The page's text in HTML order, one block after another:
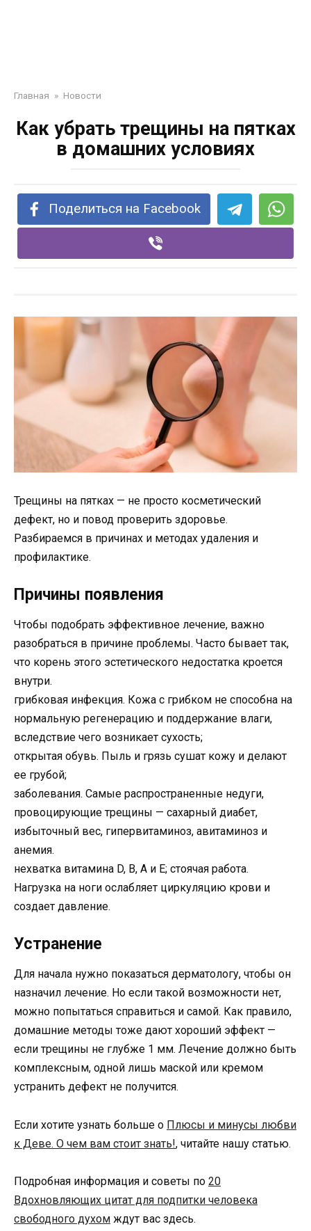
Главная » Новости
Как убрать трещины на пятках
в домашних условиях
Поделиться на Facebook
Трещины на пятках — не просто косметический
дефект, но и повод проверить здоровье.
Разбираемся в причинах и методах удаления и
профилактике.
Причины появления
Чтобы подобрать эффективное лечение, важно
разобраться в причине проблемы. Часто бывает так,
что корень этого эстетического недостатка кроется
внутри.
грибковая инфекция. Кожа с грибком не способна на
нормальную регенерацию и поддержание влаги,
вследствие чего возникает сухость;
открытая обувь. Пыль и грязь сушат кожу и делают
ее грубой;
заболевания. Самые распространенные недуги,
провоцирующие трещины — сахарный диабет,
избыточный вес, гипервитаминоз, авитаминоз и
анемия.
нехватка витамина D, B, А и E; стоячая работа.
Нагрузка на ноги ослабляет циркуляцию крови и
создает давление.
Устранение
Для начала нужно показаться дерматологу, чтобы он
назначил лечение. Но если такой возможности нет,
можно попытаться справиться и самой. Как правило,
домашние методы тоже дают хороший эффект —
если трещины не глубже 1 мм. Лечение должно быть
комплексным, одной лишь маской или кремом
устранить дефект не получится.
Если хотите узнать больше о Плюсы и минусы любви
к Деве. О чем вам стоит знать!, читайте нашу статью.
Подробная информация и советы по 20
Вдохновляющих цитат для подпитки человека
свободного духом ждут вас здесь.